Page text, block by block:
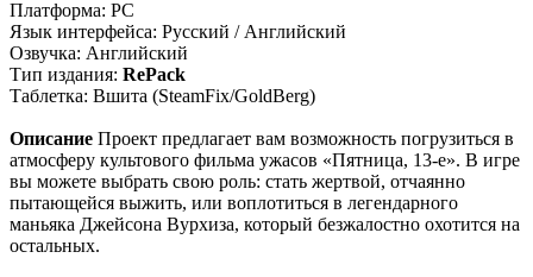
Платформа: PC
Язык интерфейса: Русский / Английский
Озвучка: Английский
Тип издания: RePack
Таблетка: Вшита (SteamFix/GoldBerg)
Описание Проект предлагает вам возможность погрузиться в
атмосферу культового фильма ужасов «Пятница, 13-е». В игре
вы можете выбрать свою роль: стать жертвой, отчаянно
пытающейся выжить, или воплотиться в легендарного
маньяка Джейсона Вурхиза, который безжалостно охотится на
остальных.